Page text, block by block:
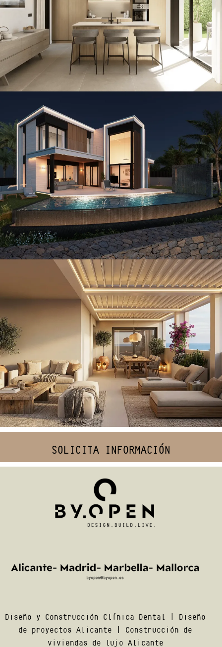
CONSTRUCCIÓN / THE ISLAND / VILLAS
Infinity · Island
CONSTRUCCIÓN / THE ISLAND / VILLAS
Ático ALC
VILLAS
SOLICITA INFORMACIÓN
Diseño y Construcción Clínica Dental Diseño
de proyectos Alicante Construcción de
viviendas de lujo Alicante